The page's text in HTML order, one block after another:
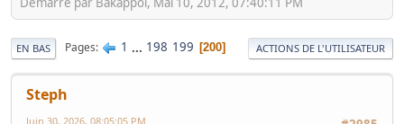
EN BAS Pages 1 ... 198 199 200 ACTIONS DE L'UTILISATEUR
Steph
Juin 30, 2026, 08:05:05 PM